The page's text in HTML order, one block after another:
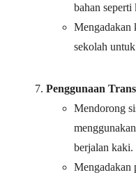
bahan
Mengadakan
sekolah
Penggunaan
Mendorong
berjalan kaki.
Mengadakan